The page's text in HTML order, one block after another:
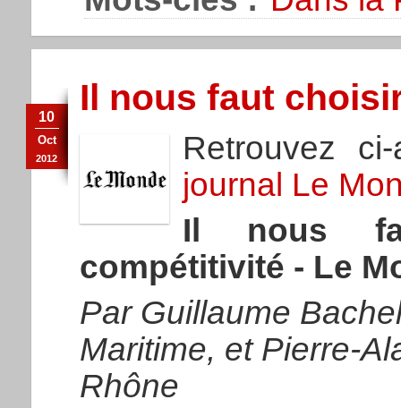
Il nous faut
10
Oct
2012
Retrouvez
journal Le
Il nous
compétitivité - Le
Par Guillaume
Maritime, et Pierre-
Rhône